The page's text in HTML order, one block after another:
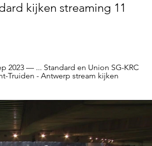
kijken streaming 11
2023 — ... Standard en Union SG-KRC
Truiden - Antwerp stream kijken